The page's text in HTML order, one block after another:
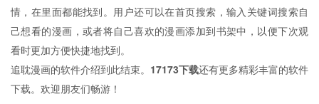
情，在里面都能找到。用户还可以在首页搜索，输入关键词搜索自
己想看的漫画，或者将自己喜欢的漫画添加到书架中，以便下次观
看时更加方便快捷地找到。
追耽漫画的软件介绍到此结束。 17173下载还有更多精彩丰富的软件
下载。欢迎朋友们畅游！